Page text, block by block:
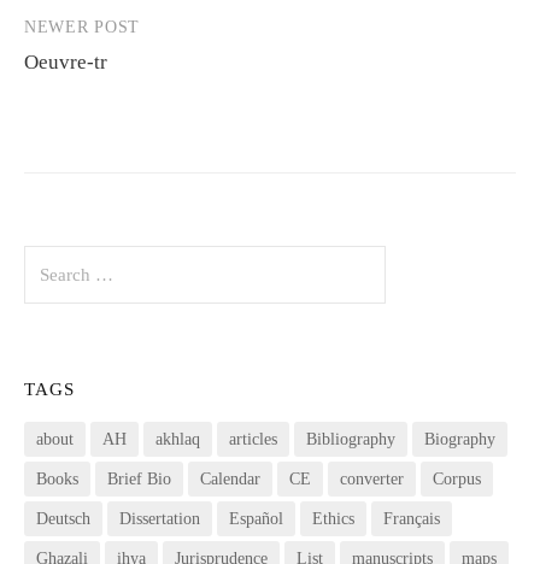
NEWER POST
Oeuvre-tr
for:
TAGS
about AH akhlaq articles Bibliography Biography
Books Brief Bio Calendar CE converter Corpus
Deutsch Dissertation Español Ethics Français
Ghazali ihya Jurisprudence List manuscripts maps